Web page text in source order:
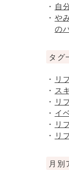
自
や
の
タグ
リ
ス
リ
イ
リ
リ
月別